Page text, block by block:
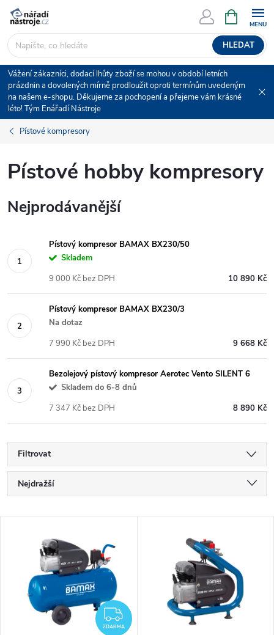
Přejít
obsah
HLEDAT
NÁKUPNÍ
KOŠÍK
Vážení zákazníci, dodací lhůty zboží se mohou v období letních
prázdnin a dovolených mírně prodloužit oproti termínům uvedeným
na našem e-shopu. Děkujeme za pochopení a přejeme vám krásné
léto! Tým Enářadí Nástroje
Pístové kompresory
Pístové hobby kompresory
Nejprodávanější
Pístový kompresor BAMAX BX230/50
Skladem
10 890 Kč
9 000 Kč bez DPH
Pístový kompresor BAMAX BX230/3
Na dotaz
9 668 Kč
7 990 Kč bez DPH
Bezolejový pístový kompresor Aerotec Vento SILENT 6
Skladem do 6-8 dnů
8 890 Kč
7 347 Kč bez DPH
Filtrovat
Ř
a
Nejdražší
Abecedně
ZDARMA
ZDARMA